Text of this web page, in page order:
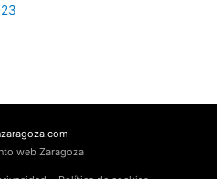
web Zaragoza